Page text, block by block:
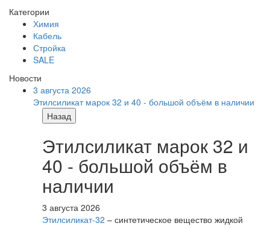
Категории
Химия
Кабель
Стройка
SALE
Новости
3 августа 2026
Этилсиликат марок 32 и 40 - большой объём в наличии
Назад
Этилсиликат марок 32 и
40 - большой объём в
наличии
3 августа 2026
Этилсиликат-32 – синтетическое вещество жидкой